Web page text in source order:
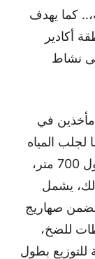
كما يهدف
أكادير
نشاط
مأخذين في
لكل منهما لجلب المياه
المالحة، وقناة لصرف المياه المركزة بطول 700 متر،
يشمل
صهاريج
ومياه الشرب، و5 محطات للضخ،
وشبكة للتوزيع بطول